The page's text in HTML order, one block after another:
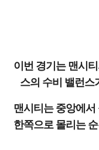
이번 경기는 맨시
스의 수비 밸런스
맨시티는 중앙에서
한쪽으로 몰리는